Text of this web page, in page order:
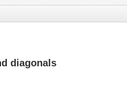
diagonals